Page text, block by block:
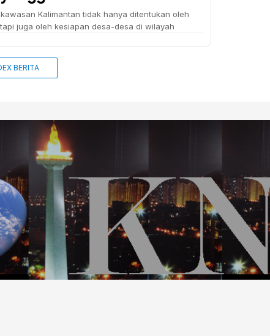
Kalimantan tidak hanya ditentukan oleh
juga oleh kesiapan desa-desa di wilayah
ke […]
BERITA